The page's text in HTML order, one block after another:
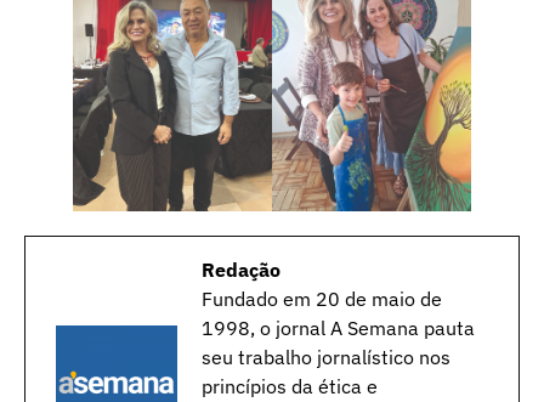
Redação
Fundado em 20 de maio de
1998, o jornal A Semana pauta
seu trabalho jornalístico nos
princípios da ética e